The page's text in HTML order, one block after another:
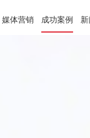
媒体营销 成功案例